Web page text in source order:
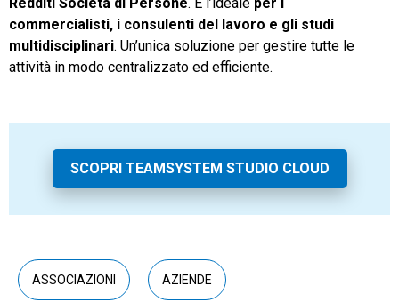
Redditi Società di Persone. È l’ideale per i
commercialisti, i consulenti del lavoro e gli studi
multidisciplinari. Un’unica soluzione per gestire tutte le
attività in modo centralizzato ed efficiente.
SCOPRI TEAMSYSTEM STUDIO CLOUD
ASSOCIAZIONI AZIENDE